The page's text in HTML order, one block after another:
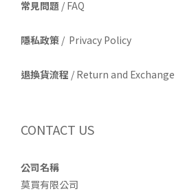
常見問題 / FAQ
隱私政策 / Privacy Policy
退換貨流程 / Return and Exchange
CONTACT US
公司名稱
莫買有限公司